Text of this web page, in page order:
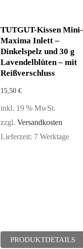
TUTGUT-Kissen Mini-
Maxima Inlett –
Dinkelspelz und 30 g
Lavendelblüten – mit
Reißverschluss
15,50 €
inkl. 19 % MwSt.
zzgl. Versandkosten
Lieferzeit: 7 Werktage
PRODUKTDETAILS